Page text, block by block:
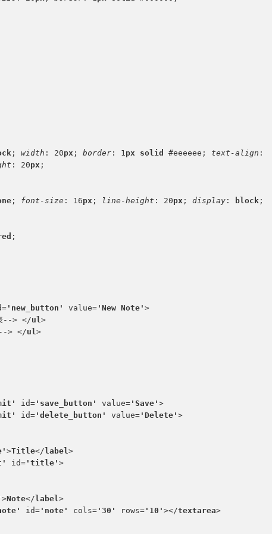
; width : 20px ; border: 1 px solid #eeeeee; text-align
: 20px ;
; font-size : 16px ; line-height : 20px ; display: block ;
;
'new_button' value='New Note' >
--> </ul >
> </ul >
id='save_button' value='Save' >
id='delete_button' value='Delete' >
>Title</ label >
id='title' >
>Note</ label >
id='note' cols='30' rows='10' ></textarea>